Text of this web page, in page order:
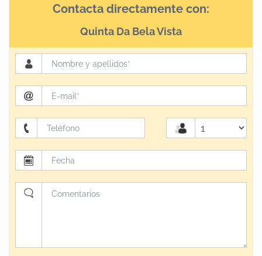
Contacta directamente con:
Quinta Da Bela Vista